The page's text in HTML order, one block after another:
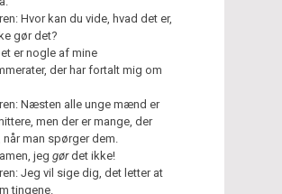
Hvor kan du vide, hvad det er,
gør det?
er nogle af mine
der har fortalt mig om
Næsten alle unge mænd er
men der er mange, der
når man spørger dem.
jeg gørdet ikke!
Jeg vil sige dig, det letter at
tingene.